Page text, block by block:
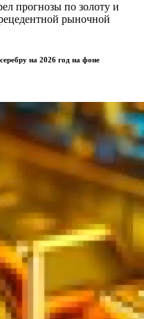
прогнозы по золоту и
рыночной
на 2026 год на фоне